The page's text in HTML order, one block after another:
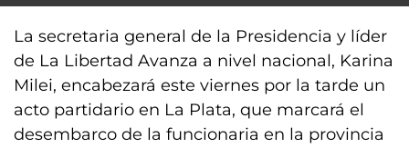
La secretaria general de la Presidencia y líder
de La Libertad Avanza a nivel nacional, Karina
Milei, encabezará este viernes por la tarde un
acto partidario en La Plata, que marcará el
desembarco de la funcionaria en la provincia